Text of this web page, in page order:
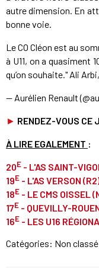
autre dimension. En
bonne voie.
Le CO Cléon est au
à U11, on a quasiment
qu’on souhaite." Ali
— Aurélien Renault
► RENDEZ-VOUS CE
À LIRE EGALEMENT :
20E - L'AS SAINT-
19E - L'AS VERSON
18E - LE CMS OISSEL
17E - QUEVILLY-
16E - LES U16
Catégories: Non classé